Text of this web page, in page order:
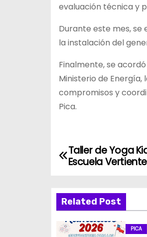
evaluación técnica y
Durante este mes,
la instalación del
Finalmente, se
Ministerio de
compromisos y
Pica.
N
v
e
Taller de Yoga
Escuela
Related Post
PICA